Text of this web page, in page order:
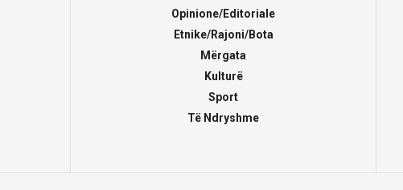
Opinione/Editoriale
Etnike/Rajoni/Bota
Mërgata
Kulturë
Sport
Të Ndryshme